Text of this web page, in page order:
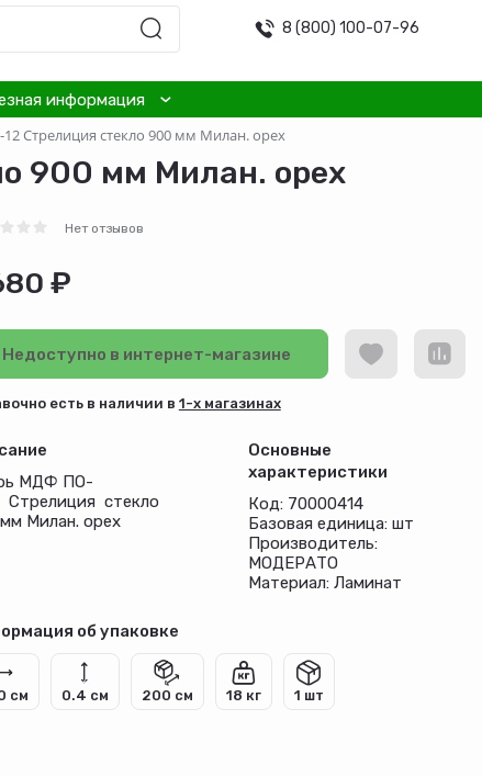
8 (800) 100-07-96
информация
Стрелиция стекло 900 мм Милан. орех
900 мм Милан. орех
Нет отзывов
₽
Недоступно в интернет-магазине
есть в наличии в 1-х магазинах
МДФ ПО-
Стрелиция стекло
Милан. орех
Основные
характеристики
Код: 70000414
Базовая единица: шт
Производитель:
МОДЕРАТО
Материал: Ламинат
об упаковке
см 0.4 см 200 см 18 кг 1 шт